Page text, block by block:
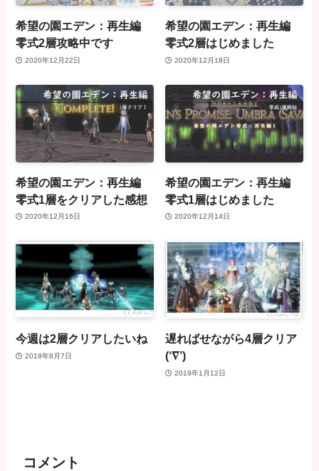
希望の園エデン：再生編
零式2層攻略中です
2020年12月22日
希望の園エデン：再生編
零式2層はじめました
2020年12月18日
希望の園エデン：再生編
零式1層をクリアした感想
2020年12月16日
希望の園エデン：再生編
零式1層はじめました
2020年12月14日
今週は2層クリアしたいね
2019年8月7日
遅ればせながら4層クリア
(‘∇’)
2019年1月12日
コメント